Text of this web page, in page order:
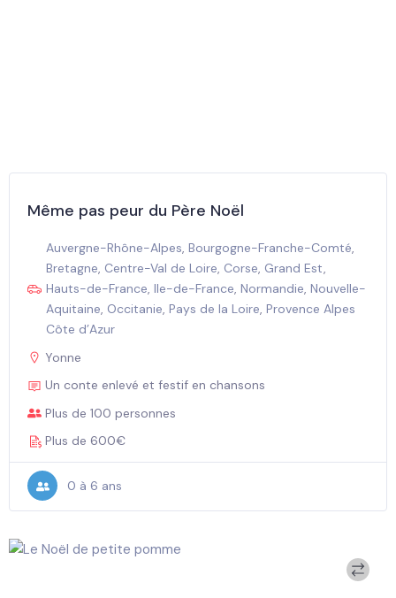
Même pas peur du Père Noël
Auvergne-Rhône-Alpes, Bourgogne-Franche-Comté,
Bretagne, Centre-Val de Loire, Corse, Grand Est,
Hauts-de-France, Ile-de-France, Normandie, Nouvelle-
Aquitaine, Occitanie, Pays de la Loire, Provence Alpes
Côte d’Azur
Yonne
Un conte enlevé et festif en chansons
Plus de 100 personnes
Plus de 600€
0 à 6 ans